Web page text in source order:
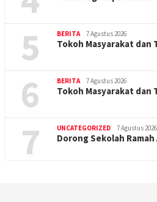
5 BERITA 7 Agustus 2026
Tokoh Masyarakat dan
6 BERITA 7 Agustus 2026
Tokoh Masyarakat dan
7 UNCATEGORIZED 7 Agustus 2026
Dorong Sekolah